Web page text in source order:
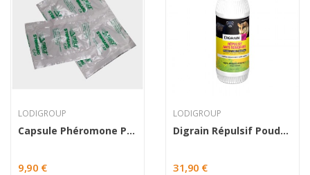
LODIGROUP
Capsule Phéromone Plodia Ephestia
9,90 €
LODIGROUP
Digrain Répulsif Poudre anti-rongeurs
31,90 €